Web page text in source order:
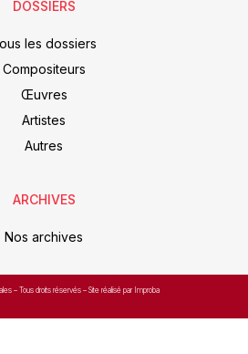
DOSSIERS
les dossiers
Compositeurs
Œuvres
Artistes
Autres
ARCHIVES
Nos archives
– Tous droits réservés – Site réalisé par Improba